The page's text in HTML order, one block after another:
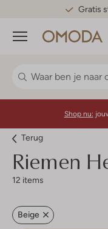
Gratis
Menu
Shop nu:
Terug
Riemen
12 items
Beige